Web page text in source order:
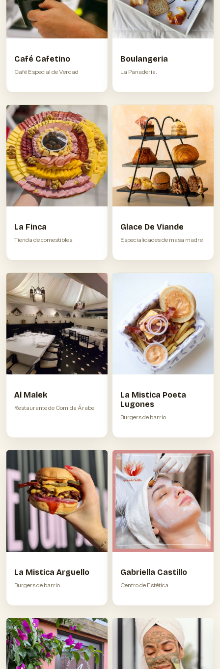
Café Cafetino
Café Especial de Verdad
Boulangeria
La Panadería.
La Finca
Tienda de comestibles.
Glace De Viande
Especialidades de masa madre.
Al Malek
Restaurante de Comida Árabe
La Mistica Poeta
Lugones
Burgers de barrio.
La Mistica Arguello
Burgers de barrio.
Gabriella Castillo
Centro de Estética